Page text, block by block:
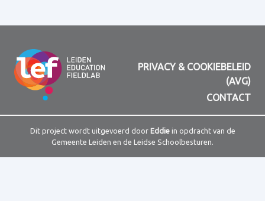
PRIVACY & COOKIEBELEID
(AVG)
CONTACT
Dit project wordt uitgevoerd door Eddiein opdracht van de
Gemeente Leiden en de Leidse Schoolbesturen.